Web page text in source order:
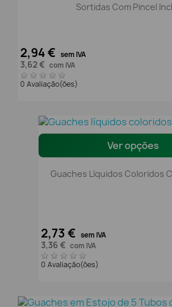
Sortidas Com Pincel
2,94 € sem IVA
3,62 € com IVA
0 Avaliação(ões)
Ver opções
Guaches Líquidos Coloridos
2,73 € sem IVA
3,36 € com IVA
0 Avaliação(ões)